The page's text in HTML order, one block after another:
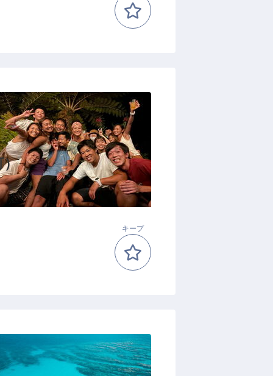
）
キープ